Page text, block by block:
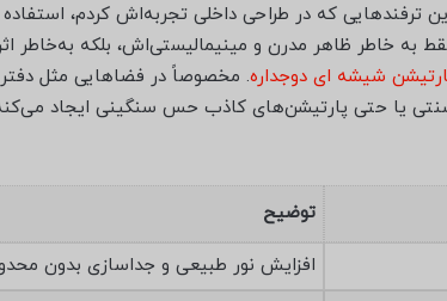
ب
ه
ا
ی
ترفندهایی که در طراحی داخلی تجربه‌اش کردم،
به خاطر ظاهر مدرن و مینیمالیستی‌اش، بلکه
شیشه ای دوجداره. مخصوصاً در فضاهایی مثل دفتر
سنتی یا حتی پارتیشن‌های کاذب حس سنگینی ایجاد
توضیح
افزایش نور طبیعی و جداسازی بدون